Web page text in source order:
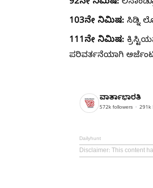
103ನೇ ನಿಮಿಷ: ಸಿಡ್ನಿ
111ನೇ ನಿಮಿಷ:
ಪರಿವರ್ತನೆಯಾಗಿ
ವಾರ್ತಾಭಾರತಿ
572k followers 291k
Dailyhunt
Disclaimer: This content